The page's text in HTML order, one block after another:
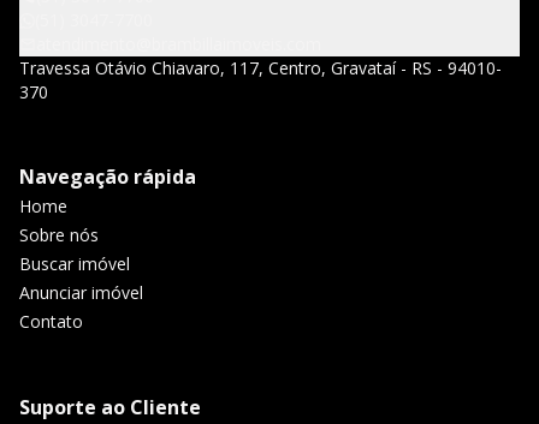
Travessa Otávio Chiavaro, 117, Centro, Gravataí - RS - 94010-
370
Navegação rápida
Home
Sobre nós
Buscar imóvel
Anunciar imóvel
Contato
Suporte ao Cliente